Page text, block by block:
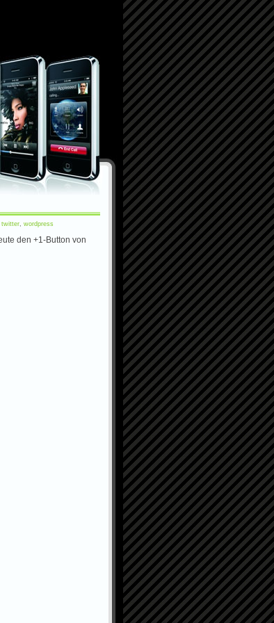
twitter, wordpress
den +1-Button von